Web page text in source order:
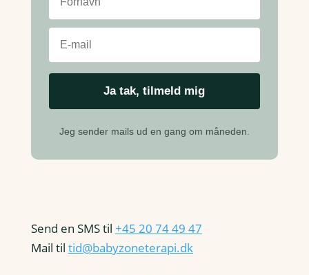
Jeg sender mails ud en gang om måneden.
Send en SMS til +45 20 74 49 47
Mail til tid@babyzoneterapi.dk